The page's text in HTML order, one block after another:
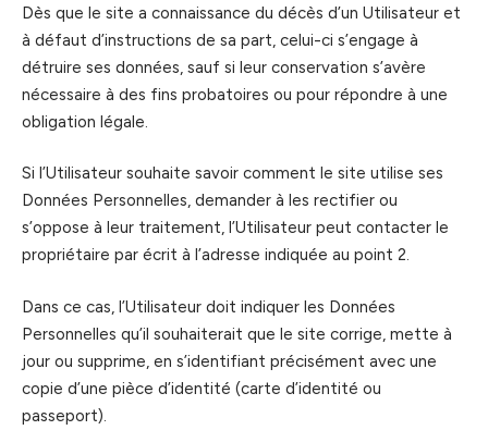
Dès que le site a connaissance du décès d’un Utilisateur et
à défaut d’instructions de sa part, celui-ci s’engage à
détruire ses données, sauf si leur conservation s’avère
nécessaire à des fins probatoires ou pour répondre à une
obligation légale.
Si l’Utilisateur souhaite savoir comment le site utilise ses
Données Personnelles, demander à les rectifier ou
s’oppose à leur traitement, l’Utilisateur peut contacter le
propriétaire par écrit à l’adresse indiquée au point 2.
Dans ce cas, l’Utilisateur doit indiquer les Données
Personnelles qu’il souhaiterait que le site corrige, mette à
jour ou supprime, en s’identifiant précisément avec une
copie d’une pièce d’identité (carte d’identité ou
passeport).